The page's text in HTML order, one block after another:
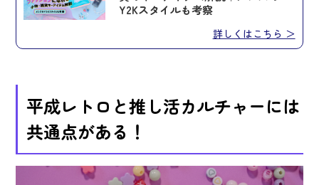
Y2Kスタイルも考察
詳しくはこちら ＞
平成レトロと推し活カルチャーには
共通点がある！